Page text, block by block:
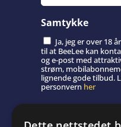
Samtykke
Ja, jeg er over 18
til at BeeLee kan
og e-post med
strøm,
lignende gode tilbud.
personvern her